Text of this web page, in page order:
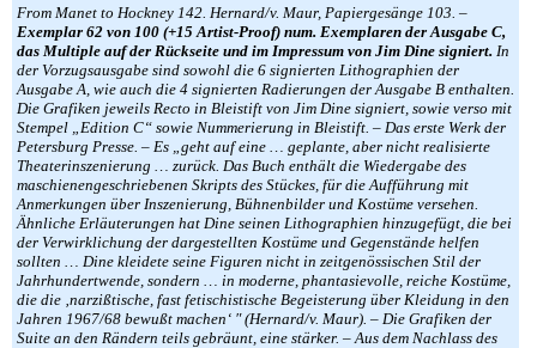
From Manet to Hockney 142. Hernard/v. Maur, Papiergesänge 103. –
Exemplar 62 von 100 (+15 Artist-Proof) num. Exemplaren der Ausgabe C,
das Multiple auf der Rückseite und im Impressum von Jim Dine signiert. In
der Vorzugsausgabe sind sowohl die 6 signierten Lithographien der
Ausgabe A, wie auch die 4 signierten Radierungen der Ausgabe B enthalten.
Die Grafiken jeweils Recto in Bleistift von Jim Dine signiert, sowie verso mit
Stempel „Edition C“ sowie Nummerierung in Bleistift. – Das erste Werk der
Petersburg Presse. – Es „geht auf eine … geplante, aber nicht realisierte
Theaterinszenierung … zurück. Das Buch enthält die Wiedergabe des
maschienengeschriebenen Skripts des Stückes, für die Aufführung mit
Anmerkungen über Inszenierung, Bühnenbilder und Kostüme versehen.
Ähnliche Erläuterungen hat Dine seinen Lithographien hinzugefügt, die bei
der Verwirklichung der dargestellten Kostüme und Gegenstände helfen
sollten … Dine kleidete seine Figuren nicht in zeitgenössischen Stil der
Jahrhundertwende, sondern … in moderne, phantasievolle, reiche Kostüme,
die die ‚narzißtische, fast fetischistische Begeisterung über Kleidung in den
Jahren 1967/68 bewußt machen‘ ″ (Hernard/v. Maur). – Die Grafiken der
Suite an den Rändern teils gebräunt, eine stärker. – Aus dem Nachlass des